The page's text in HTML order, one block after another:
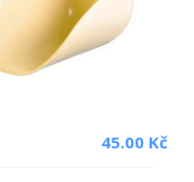
45.00 Kč